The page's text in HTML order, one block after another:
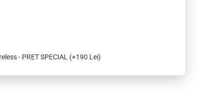
- PRET SPECIAL (+190 Lei)